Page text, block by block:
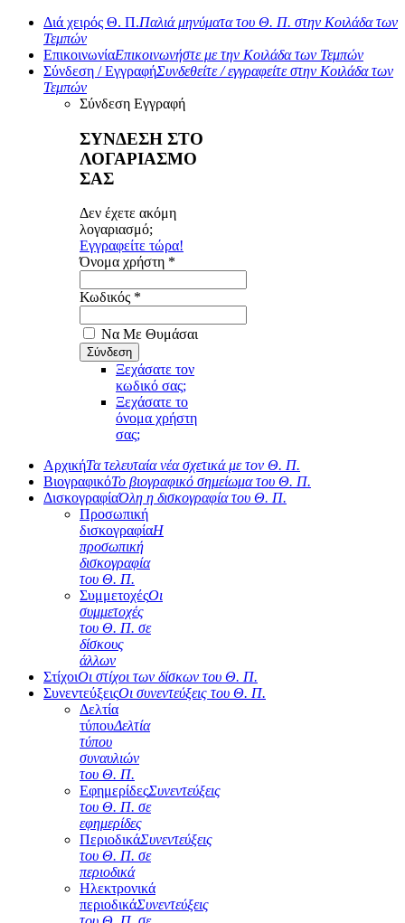
Διά χειρός Θ. Π.Παλιά μηνύματα του Θ. Π. στην Κοιλάδα των
Τεμπών
ΕπικοινωνίαΕπικοινωνήστε με την Κοιλάδα των Τεμπών
Σύνδεση / ΕγγραφήΣυνδεθείτε / εγγραφείτε στην Κοιλάδα των
Τεμπών
Σύνδεση Εγγραφή
ΣΥΝΔΕΣΗ ΣΤΟ
ΛΟΓΑΡΙΑΣΜΟ
ΣΑΣ
Δεν έχετε ακόμη
λογαριασμό;
Εγγραφείτε τώρα!
Όνομα χρήστη *
Κωδικός *
Να Με Θυμάσαι
Ξεχάσατε τον
κωδικό σας;
Ξεχάσατε το
όνομα χρήστη
σας;
ΑρχικήΤα τελευταία νέα σχετικά με τον Θ. Π.
ΒιογραφικόΤο βιογραφικό σημείωμα του Θ. Π.
ΔισκογραφίαΌλη η δισκογραφία του Θ. Π.
Προσωπική
δισκογραφίαΗ
προσωπική
δισκογραφία
του Θ. Π.
ΣυμμετοχέςΟι
συμμετοχές
του Θ. Π. σε
δίσκους
άλλων
ΣτίχοιΟι στίχοι των δίσκων του Θ. Π.
ΣυνεντεύξειςΟι συνεντεύξεις του Θ. Π.
Δελτία
τύπουΔελτία
τύπου
συναυλιών
του Θ. Π.
ΕφημερίδεςΣυνεντεύξεις
του Θ. Π. σε
εφημερίδες
ΠεριοδικάΣυνεντεύξεις
του Θ. Π. σε
περιοδικά
Ηλεκτρονικά
περιοδικάΣυνεντεύξεις